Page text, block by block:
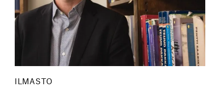
ILMASTO